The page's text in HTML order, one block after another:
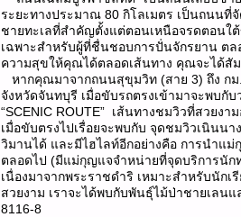
ระยะทางประมาณ 80 กิโลเมตร เป็นถนนที่
ชายทะเลที่สำคัญตั้งแต่ตอนเหนือจรดตอนใ
เฉพาะสำหรับผู้ที่ชื่นชอบการปั่นจักรยาน ต
ความสุขให้คุณได้ตลอดเส้นทาง คุณจะได้สั
หากคุณมาจากถนนสุขุมวิท (สาย 3) ถึง กม
จังหวัดจันทบุรี เมื่อขับรถตรงเข้ามาจะพบกั
“SCENIC ROUTE” เส้นทางชมวิวที่สวยง
เมื่อขับตรงไปเรื่อยจะพบกับ จุดชมวิวเนินน
วิมานได้ และมีไฮไลท์อีกอย่างคือ การนำแ
ตลอดไป (มีแม่กุญแจจำหน่ายที่จุดบริการนัก
เนื่องมาจากพระราชดำริ เหมาะสำหรับนัก
สวยงาม เราจะได้พบกับพันธุ์ไม้ป่าชายเล
8116-8